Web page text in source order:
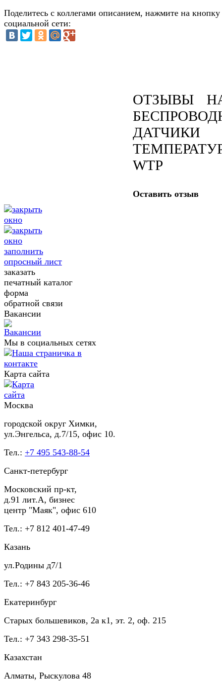
Поделитесь с коллегами описанием, нажмите на кнопку
социальной сети:
ОТЗЫВЫ
ДАТЧИКИ
WTP
Оставить отзыв
заполнить
опросный лист
заказать
печатный каталог
форма
обратной связи
Вакансии
Мы в социальных сетях
Карта сайта
Москва
городской округ Химки,
ул.Энгельса, д.7/15, офис 10.
Тел.: +7 495 543-88-54
Санкт-петербург
Московский пр-кт,
д.91 лит.А, бизнес
центр "Маяк", офис 610
Тел.: +7 812 401-47-49
Казань
ул.Родины д7/1
Тел.: +7 843 205-36-46
Екатеринбург
Старых большевиков, 2а к1, эт. 2, оф. 215
Тел.: +7 343 298-35-51
Казахстан
Алматы, Рыскулова 48